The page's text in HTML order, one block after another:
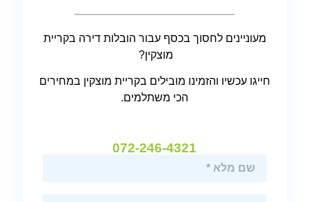
מעוניינים לחסוך בכסף עבור הובלות דירה בקריית
מוצקין?
חייגו עכשיו והזמינו מובילים בקריית מוצקין במחירים
הכי משתלמים.
072-246-4321